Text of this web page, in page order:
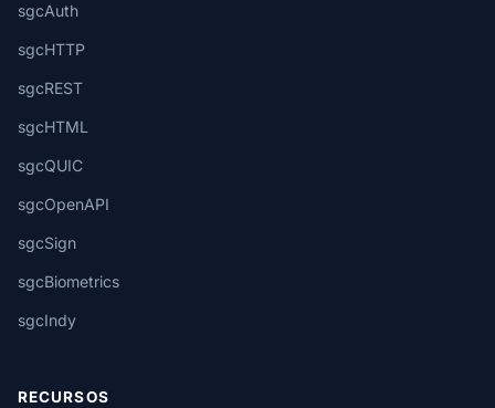
sgcAuth
sgcHTTP
sgcREST
sgcHTML
sgcQUIC
sgcOpenAPI
sgcSign
sgcBiometrics
sgcIndy
RECURSOS